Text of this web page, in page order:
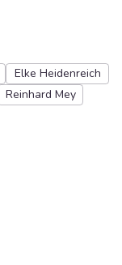
Elke Heidenreich
Reinhard Mey